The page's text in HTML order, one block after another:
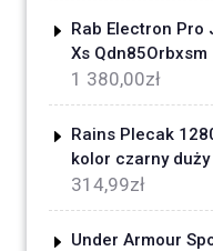
Rab Electron Pro
Xs Qdn85Orbxsm
1 380,00zł
Rains Plecak
kolor czarny duży
314,99zł
Under Armour